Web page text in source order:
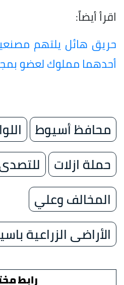
اقرأ أيضاً:
حريق هائل يلتهم
أحدهما مملوك لعضو
محافظ أسيوط
حملة ازلات
المخالف وعلي
الأراضى الزراعية
رابط